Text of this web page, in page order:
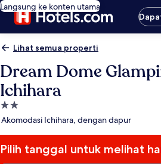
Langsung ke konten utama
Lihat semua properti
Dream Dome
Ichihara
Properti
bintang
Akomodasi Ichihara, dengan dapur
Pilih tanggal untuk melihat